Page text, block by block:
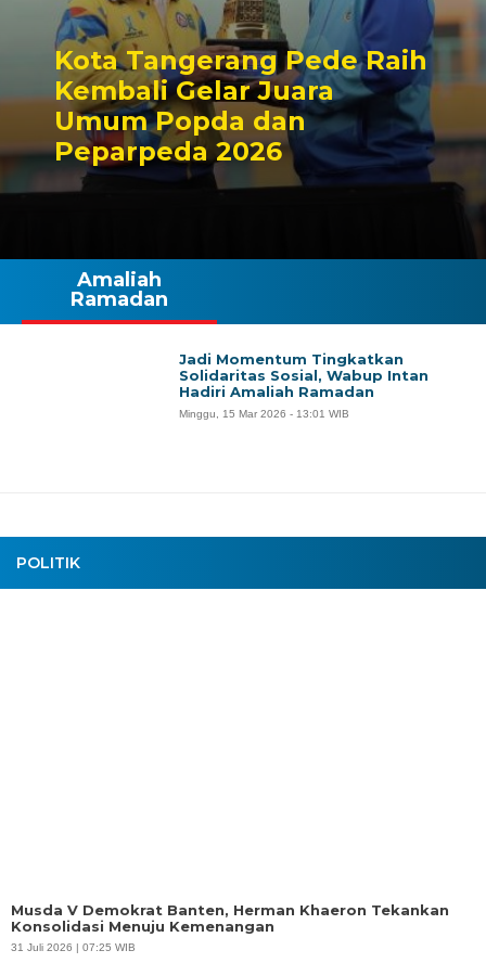
Kota Tangerang Pede Raih
Kembali Gelar Juara
Umum Popda dan
Peparpeda 2026
POLITIK
Musda V Demokrat Banten, Herman Khaeron Tekankan
Konsolidasi Menuju Kemenangan
31 Juli 2026 | 07:25 WIB
Amaliah
Ramadan
Jadi Momentum Tingkatkan
Solidaritas Sosial, Wabup Intan
Hadiri Amaliah Ramadan
Minggu, 15 Mar 2026 - 13:01 WIB